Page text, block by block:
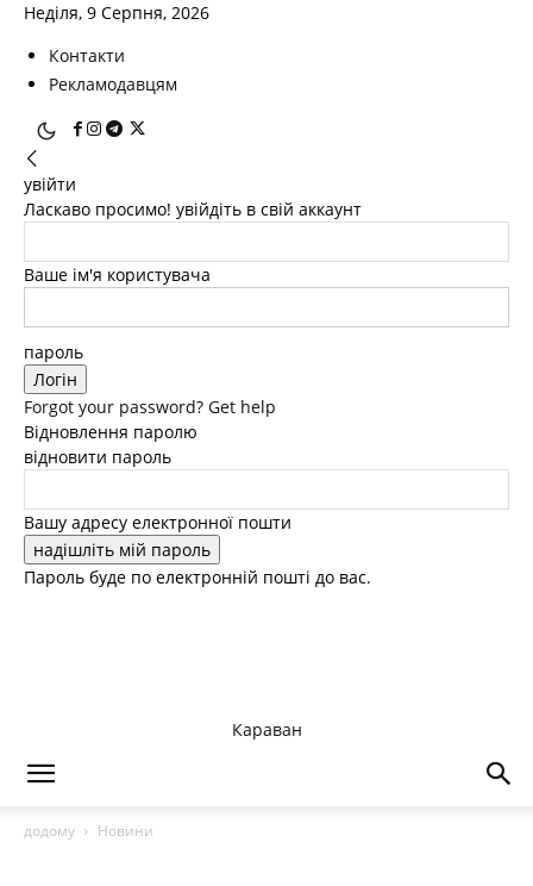
Неділя, 9 Серпня, 2026
Контакти
Рекламодавцям
увійти
Ласкаво просимо! увійдіть в свій аккаунт
Ваше ім'я користувача
пароль
Forgot your password? Get help
Відновлення паролю
відновити пароль
Вашу адресу електронної пошти
Пароль буде по електронній пошті до вас.
Караван
додому Новини